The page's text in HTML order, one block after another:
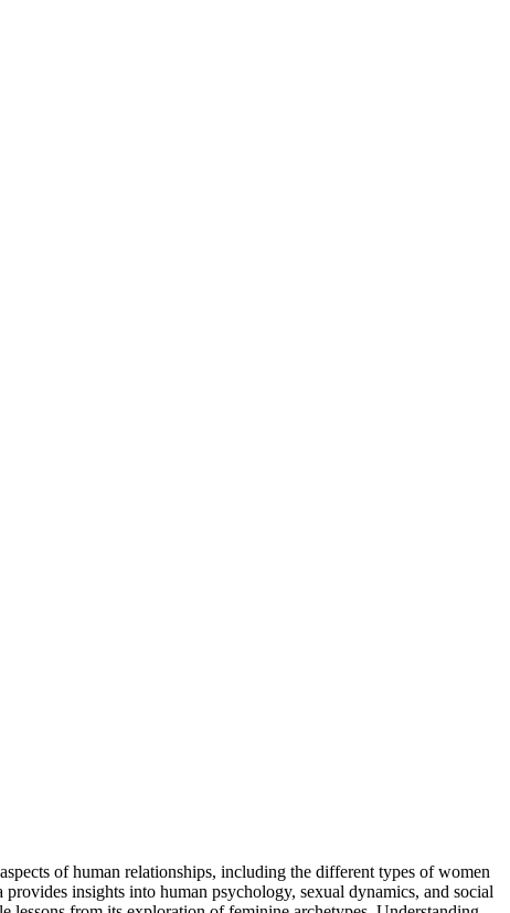
of human relationships, including the different types of women
insights into human psychology, sexual dynamics, and social